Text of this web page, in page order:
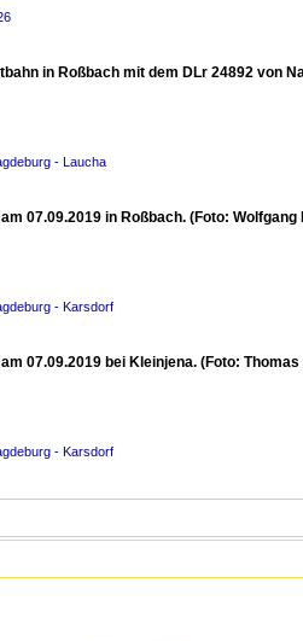
in Roßbach mit dem DLr 24892 von
- Laucha
07.09.2019 in Roßbach. (Foto: Wolfgang
- Karsdorf
07.09.2019 bei Kleinjena. (Foto:
- Karsdorf